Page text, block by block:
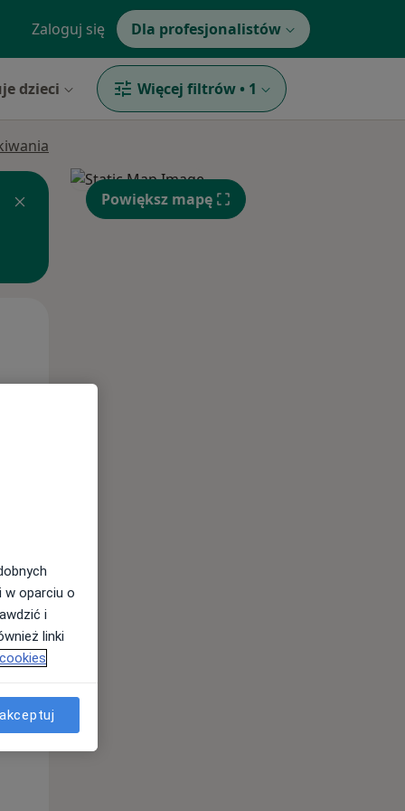
Zaloguj się Dla profesjonalistów
dzieci Więcej filtrów • 1
Wt,
11 Sie
Powiększ mapę
w oparciu o
i
linki